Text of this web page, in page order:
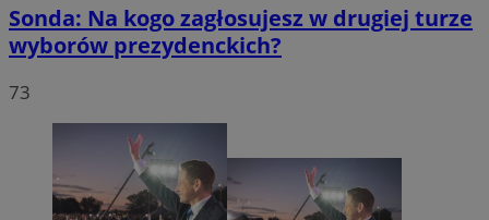
Sonda: Na kogo zagłosujesz w drugiej turze
wyborów prezydenckich?
73